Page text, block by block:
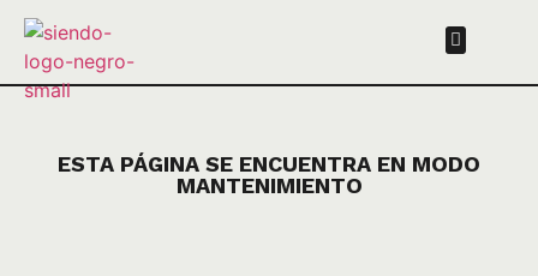
ESTA PÁGINA SE ENCUENTRA EN MODO
MANTENIMIENTO